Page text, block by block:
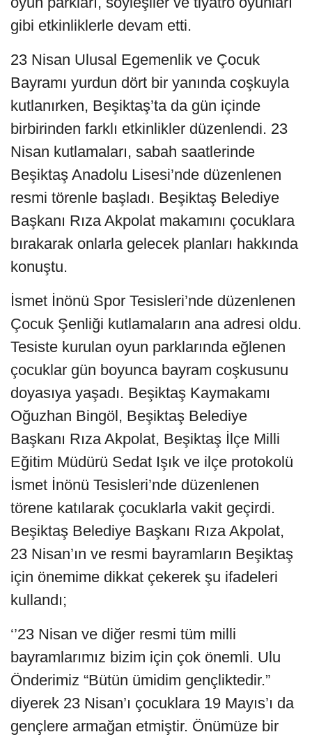
gibi etkinliklerle devam etti.
23 Nisan Ulusal Egemenlik ve Çocuk
Bayramı yurdun dört bir yanında coşkuyla
kutlanırken, Beşiktaş’ta da gün içinde
birbirinden farklı etkinlikler düzenlendi. 23
Nisan kutlamaları, sabah saatlerinde
Beşiktaş Anadolu Lisesi’nde düzenlenen
resmi törenle başladı. Beşiktaş Belediye
Başkanı Rıza Akpolat makamını çocuklara
bırakarak onlarla gelecek planları hakkında
konuştu.
İsmet İnönü Spor Tesisleri’nde düzenlenen
Çocuk Şenliği kutlamaların ana adresi oldu.
Tesiste kurulan oyun parklarında eğlenen
çocuklar gün boyunca bayram coşkusunu
doyasıya yaşadı. Beşiktaş Kaymakamı
Oğuzhan Bingöl, Beşiktaş Belediye
Başkanı Rıza Akpolat, Beşiktaş İlçe Milli
Eğitim Müdürü Sedat Işık ve ilçe protokolü
İsmet İnönü Tesisleri’nde düzenlenen
törene katılarak çocuklarla vakit geçirdi.
Beşiktaş Belediye Başkanı Rıza Akpolat,
23 Nisan’ın ve resmi bayramların Beşiktaş
için önemime dikkat çekerek şu ifadeleri
kullandı;
‘’23 Nisan ve diğer resmi tüm milli
bayramlarımız bizim için çok önemli. Ulu
Önderimiz “Bütün ümidim gençliktedir.”
diyerek 23 Nisan’ı çocuklara 19 Mayıs’ı da
gençlere armağan etmiştir. Önümüze bir